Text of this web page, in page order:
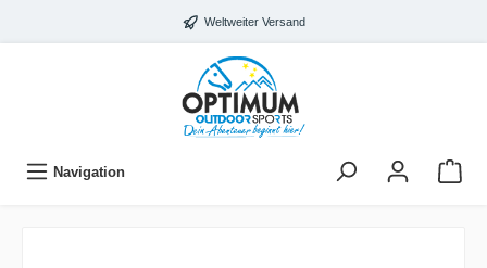
Weltweiter Versand
Navigation